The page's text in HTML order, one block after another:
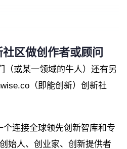
区做创作者或顾问
（或某一领域的牛人）还有另
（即能创新）创新社
个连接全球领先创新智库和专
始人、创业家、创新提供者